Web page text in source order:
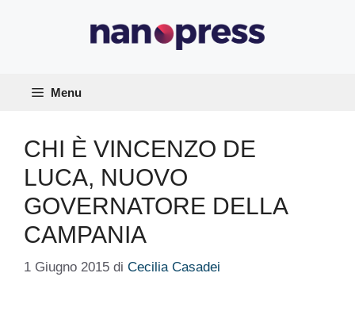
Menu
CHI È VINCENZO DE
LUCA, NUOVO
GOVERNATORE DELLA
CAMPANIA
1 Giugno 2015 di Cecilia Casadei